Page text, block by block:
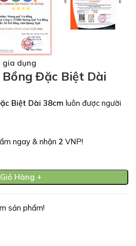
gia dụng
Bồng Đặc Biệt Dài
Biệt Dài 38cm luôn được người
ngay & nhận2 VNP!
Giỏ Hàng +
sản phẩm!